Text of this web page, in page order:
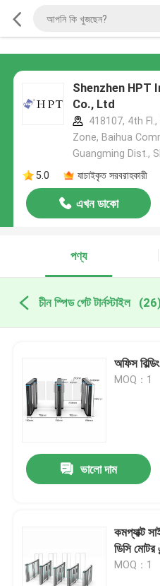
Shenzhen HPT
Co., Ltd
418107, 4th
Zone, Baihua
Guangming Dist.,
5.0
যাচাইকৃত সরবরাহকারী
এখন ডাকো
পণ্য
চীন স্পিড গেট টার্নস্টাইল
অফিস
MOQ：1
ভালো দাম
কমপ্যাক্ট
ডিসি মোটর
MOQ：1